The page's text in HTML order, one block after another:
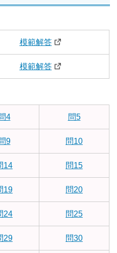
模範解答
模範解答
4 問5
9 問10
14 問15
19 問20
24 問25
29 問30